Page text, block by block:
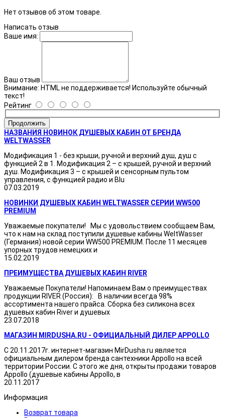
Нет отзывов об этом товаре.
Написать отзыв
Ваше имя:
Ваш отзыв
Внимание: HTML не поддерживается! Используйте обычный
текст!
Рейтинг
Продолжить
НАЗВАНИЯ НОВИНОК ДУШЕВЫХ КАБИН ОТ БРЕНДА
WELTWASSER
Модификация 1 - без крыши, ручной и верхний душ, душ с
функцией 2 в 1. Модификация 2 – с крышей, ручной и верхний
душ. Модификация 3 – с крышей и сенсорным пультом
управления, с функцией радио и Blu
07.03.2019
НОВИНКИ ДУШЕВЫХ КАБИН WELTWASSER СЕРИИ WW500
PREMIUM
Уважаемые покупатели! Мы с удовольствием сообщаем Вам,
что к нам на склад поступили душевые кабины WeltWasser
(Германия) новой серии WW500 PREMIUM. После 11 месяцев
упорных трудов немецких и
15.02.2019
ПРЕИМУЩЕСТВА ДУШЕВЫХ КАБИН RIVER
Уважаемые Покупатели! Напоминаем Вам о преимуществах
продукции RIVER (Россия): В наличии всегда 98%
ассортимента нашего прайса. Сборка без силикона всех
душевых кабин River и душевых
23.07.2018
МАГАЗИН MIRDUSHA.RU - ОФИЦИАЛЬНЫЙ ДИЛЕР APPOLLO
С 20.11.2017г. интернет-магазин MirDusha.ru является
официальным дилером бренда сантехники Appollo на всей
территории России. С этого же дня, открыты продажи товаров
Appollo (душевые кабины Appollo, в
20.11.2017
Информация
Возврат товара